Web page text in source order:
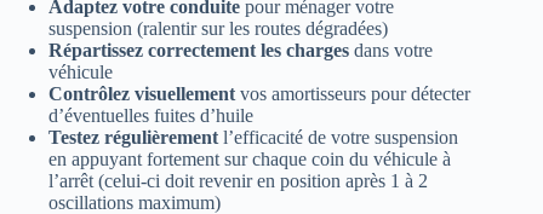
Adaptez votre conduite pour ménager votre
suspension (ralentir sur les routes dégradées)
Répartissez correctement les charges dans votre
véhicule
Contrôlez visuellement vos amortisseurs pour détecter
d’éventuelles fuites d’huile
Testez régulièrement l’efficacité de votre suspension
en appuyant fortement sur chaque coin du véhicule à
l’arrêt (celui-ci doit revenir en position après 1 à 2
oscillations maximum)